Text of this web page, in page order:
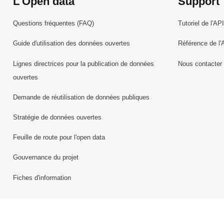
Questions fréquentes (FAQ)
Guide d'utilisation des données ouvertes
Lignes directrices pour la publication de données
ouvertes
Demande de réutilisation de données publiques
Stratégie de données ouvertes
Feuille de route pour l'open data
Gouvernance du projet
Fiches d'information
Tutoriel de l'API
Référence de
Nous contacter